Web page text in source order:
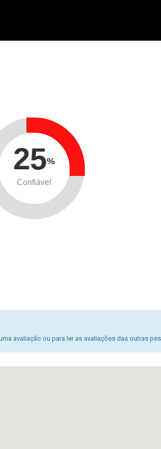
25%
Confiável
avaliação ou para ler as avaliações das outras